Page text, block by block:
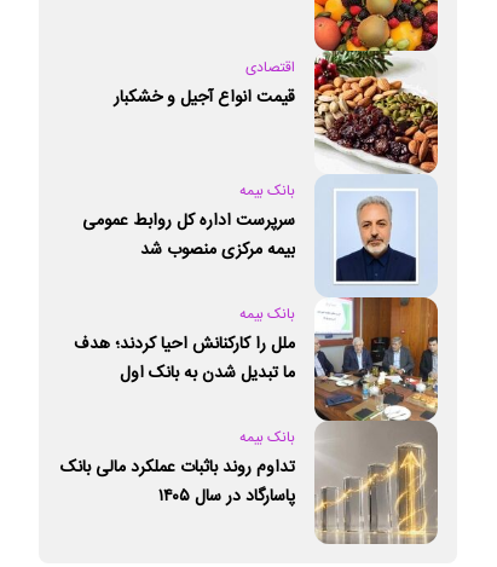
اقتصادی
قیمت انواع آجیل و خشکبار
بانک بیمه
سرپرست اداره کل روابط عمومی
بیمه مرکزی منصوب شد
بانک بیمه
ملل را کارکنانش احیا کردند؛ هدف
ما تبدیل شدن به بانک اول
بانک بیمه
تداوم روند باثبات عملکرد مالی بانک
پاسارگاد در سال ۱۴۰۵